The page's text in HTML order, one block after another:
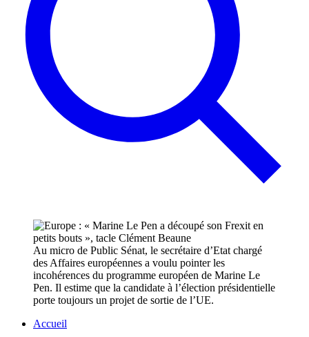
Au micro de Public Sénat, le secrétaire d’Etat chargé
des Affaires européennes a voulu pointer les
incohérences du programme européen de Marine Le
Pen. Il estime que la candidate à l’élection présidentielle
porte toujours un projet de sortie de l’UE.
Accueil